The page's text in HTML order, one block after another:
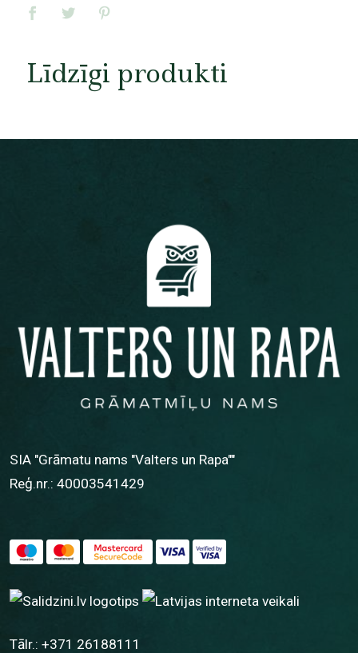
Līdzīgi produkti
SIA "Grāmatu nams "Valters un Rapa""
Reģ.nr.: 40003541429
Tālr.: +371 26188111